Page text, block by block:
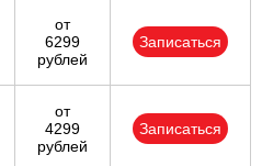
от
6299
рублей
Записаться
от
4299
рублей
Записаться